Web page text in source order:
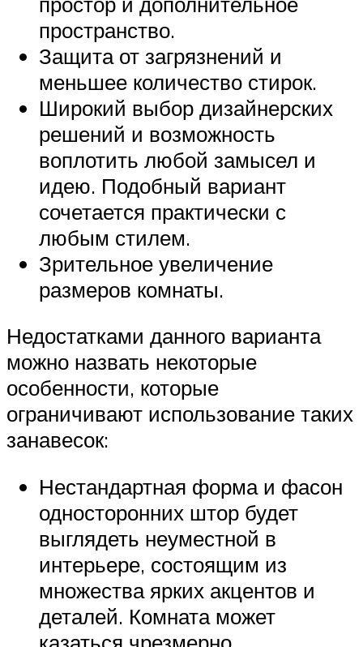
пространство.
Защита от загрязнений и
меньшее количество стирок.
Широкий выбор дизайнерских
решений и возможность
воплотить любой замысел и
идею. Подобный вариант
сочетается практически с
любым стилем.
Зрительное увеличение
размеров комнаты.
Недостатками данного варианта
можно назвать некоторые
особенности, которые
ограничивают использование таких
занавесок:
Нестандартная форма и фасон
односторонних штор будет
выглядеть неуместной в
интерьере, состоящим из
множества ярких акцентов и
деталей. Комната может